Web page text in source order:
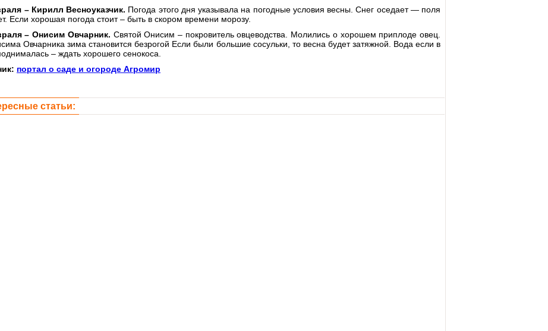
– Кирилл Весноуказчик. Погода этого дня указывала на погодные условия весны. Снег оседает — поля
Если хорошая погода стоит – быть в скором времени морозу.
– Онисим Овчарник. Святой Онисим – покровитель овцеводства. Молились о хорошем приплоде овец.
Овчарника зима становится безрогой Если были большие сосульки, то весна будет затяжной. Вода если в
– ждать хорошего сенокоса.
портал о саде и огороде Агромир
статьи: